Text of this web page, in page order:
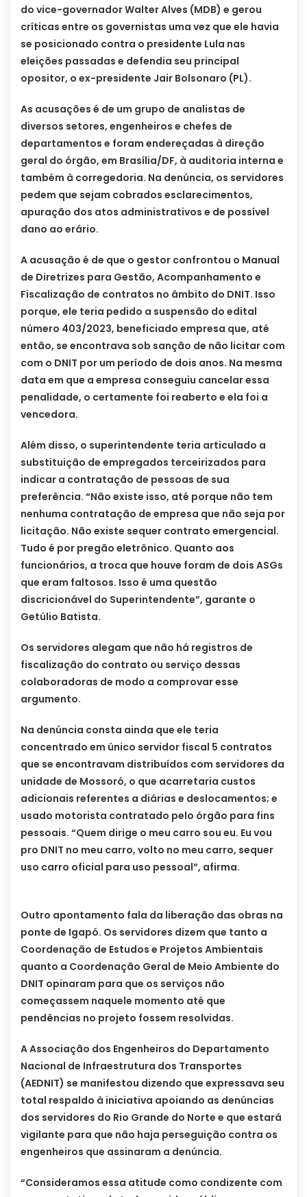
do vice-governador Walter Alves (MDB) e gerou
críticas entre os governistas uma vez que ele havia
se posicionado contra o presidente Lula nas
eleições passadas e defendia seu principal
opositor, o ex-presidente Jair Bolsonaro (PL).
As acusações é de um grupo de analistas de
diversos setores, engenheiros e chefes de
departamentos e foram endereçadas à direção
geral do órgão, em Brasília/DF, à auditoria interna e
também à corregedoria. Na denúncia, os servidores
pedem que sejam cobrados esclarecimentos,
apuração dos atos administrativos e de possível
dano ao erário.
A acusação é de que o gestor confrontou o Manual
de Diretrizes para Gestão, Acompanhamento e
Fiscalização de contratos no âmbito do DNIT. Isso
porque, ele teria pedido a suspensão do edital
número 403/2023, beneficiado empresa que, até
então, se encontrava sob sanção de não licitar com
com o DNIT por um período de dois anos. Na mesma
data em que a empresa conseguiu cancelar essa
penalidade, o certamente foi reaberto e ela foi a
vencedora.
Além disso, o superintendente teria articulado a
substituição de empregados terceirizados para
indicar a contratação de pessoas de sua
preferência. “Não existe isso, até porque não tem
nenhuma contratação de empresa que não seja por
licitação. Não existe sequer contrato emergencial.
Tudo é por pregão eletrônico. Quanto aos
funcionários, a troca que houve foram de dois ASGs
que eram faltosos. Isso é uma questão
discricionável do Superintendente”, garante o
Getúlio Batista.
Os servidores alegam que não há registros de
fiscalização do contrato ou serviço dessas
colaboradoras de modo a comprovar esse
argumento.
Na denúncia consta ainda que ele teria
concentrado em único servidor fiscal 5 contratos
que se encontravam distribuídos com servidores da
unidade de Mossoró, o que acarretaria custos
adicionais referentes a diárias e deslocamentos; e
usado motorista contratado pelo órgão para fins
pessoais. “Quem dirige o meu carro sou eu. Eu vou
pro DNIT no meu carro, volto no meu carro, sequer
uso carro oficial para uso pessoal”, afirma.
Outro apontamento fala da liberação das obras na
ponte de Igapó. Os servidores dizem que tanto a
Coordenação de Estudos e Projetos Ambientais
quanto a Coordenação Geral de Meio Ambiente do
DNIT opinaram para que os serviços não
começassem naquele momento até que
pendências no projeto fossem resolvidas.
A Associação dos Engenheiros do Departamento
Nacional de Infraestrutura dos Transportes
(AEDNIT) se manifestou dizendo que expressava seu
total respaldo à iniciativa apoiando as denúncias
dos servidores do Rio Grande do Norte e que estará
vigilante para que não haja perseguição contra os
engenheiros que assinaram a denúncia.
“Consideramos essa atitude como condizente com